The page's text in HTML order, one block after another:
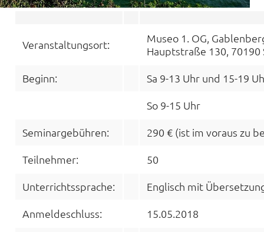
Veranstaltungsort:
Museo 1. OG,
Hauptstraße 130,
Beginn:
Sa 9-13 Uhr und 15-19
So 9-15 Uhr
Seminargebühren:
290 € (ist im voraus zu
Teilnehmer:
50
Unterrichtssprache:
Englisch mit
Anmeldeschluss:
15.05.2018